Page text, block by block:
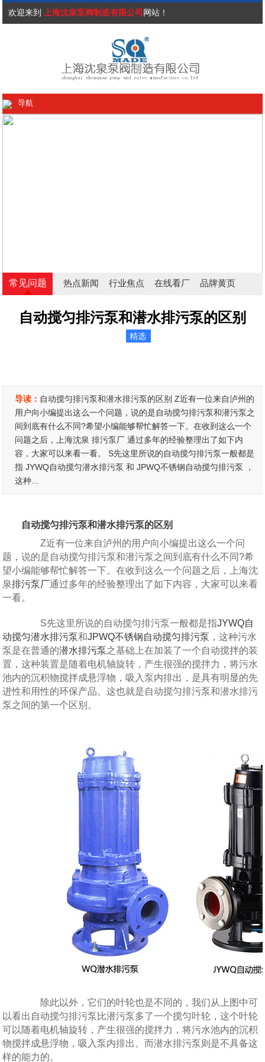
欢迎来到 上海沈泉泵阀制造有限公司 网站！
导航
常见问题 热点新闻 行业焦点 在线看厂 品牌黄页
自动搅匀排污泵和潜水排污泵的区别
精选
导读： 自动搅匀排污泵和潜水排污泵的区别 Z近有一位来自泸州的
用户向小编提出这么一个问题，说的是自动搅匀排污泵和潜污泵之
间到底有什么不同?希望小编能够帮忙解答一下。在收到这么一个
问题之后，上海沈泉 排污泵厂 通过多年的经验整理出了如下内
容，大家可以来看一看。 S先这里所说的自动搅匀排污泵一般都是
指 JYWQ自动搅匀潜水排污泵 和 JPWQ不锈钢自动搅匀排污泵 ，
这种...
自动搅匀排污泵和潜水排污泵的区别
Z近有一位来自泸州的用户向小编提出这么一个问
题，说的是自动搅匀排污泵和潜污泵之间到底有什么不同?希
望小编能够帮忙解答一下。在收到这么一个问题之后，上海沈
泉排污泵厂通过多年的经验整理出了如下内容，大家可以来看
一看。
S先这里所说的自动搅匀排污泵一般都是指JYWQ自
动搅匀潜水排污泵和JPWQ不锈钢自动搅匀排污泵 ，这种污水
泵是在普通的潜水排污泵之基础上在加装了一个自动搅拌的装
置，这种装置是随着电机轴旋转，产生很强的搅拌力，将污水
池内的沉积物搅拌成悬浮物，吸入泵内排出，是具有明显的先
进性和用性的环保产品。这也就是自动搅匀排污泵和潜水排污
泵之间的第一个区别。
除此以外，它们的叶轮也是不同的，我们从上图中可
以看出自动搅匀排污泵比潜污泵多了一个搅匀叶轮，这个叶轮
可以随着电机轴旋转，产生很强的搅拌力，将污水池内的沉积
物搅拌成悬浮物，吸入泵内排出。而潜水排污泵则是不具备这
样的能力的。